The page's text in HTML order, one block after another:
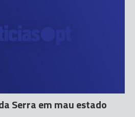
Serra em mau estado